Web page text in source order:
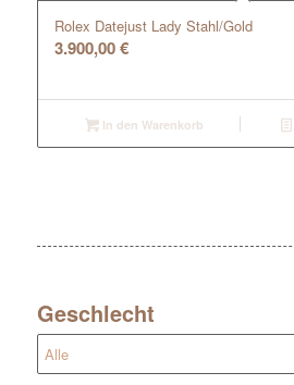
Rolex Datejust Lady Stahl/Gold
3.900,00€
In den Warenkorb
Geschlecht